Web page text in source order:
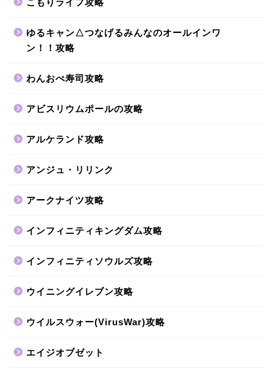
ゆるキャン△つなげるみんなのオールインワ
ン！！攻略
わんおぺ寿司攻略
アビスリウムポールの攻略
アルケランド攻略
アンジュ・リリンク
アークナイツ攻略
インフィニティキングダム攻略
インフィニティソウルズ攻略
ウイニングイレブン攻略
ウイルスウォー(VirusWar)攻略
エイジオブゼット